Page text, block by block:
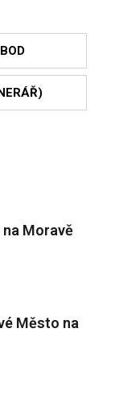
Moravě
Město na